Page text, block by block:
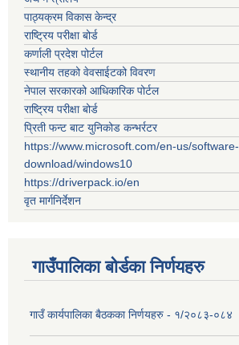
पाठ्यक्रम विकास केन्द्र
राष्ट्रिय परीक्षा बोर्ड
कर्णाली प्रदेश पोर्टल
स्थानीय तहको वेवसाईटको विवरण
नेपाल सरकारको आधिकारिक पोर्टल
राष्ट्रिय परीक्षा बोर्ड
प्रिती फन्ट बाट युनिकोड कन्भर्रटर
https://www.microsoft.com/en-us/software-
download/windows10
https://driverpack.io/en
वृत मार्गनिर्देशन
गाउँपालिका बोर्डका निर्णयहरु
गाउँ कार्यपालिका बैठकका निर्णयहरु - १/२०८३-०८४